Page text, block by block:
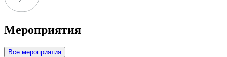
Мероприятия
Все мероприятия